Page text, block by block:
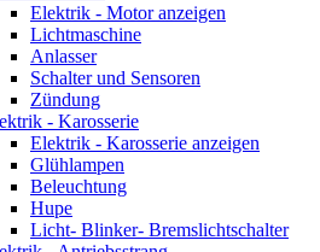
Elektrik - Motor anzeigen
Lichtmaschine
Anlasser
Schalter und Sensoren
Zündung
- Karosserie
Elektrik - Karosserie anzeigen
Glühlampen
Beleuchtung
Hupe
Licht- Blinker- Bremslichtschalter